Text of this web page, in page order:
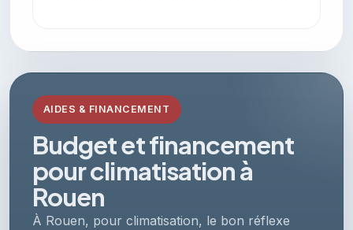
AIDES & FINANCEMENT
Budget et financement
pour climatisation à
Rouen
À Rouen, pour climatisation, le bon réflexe